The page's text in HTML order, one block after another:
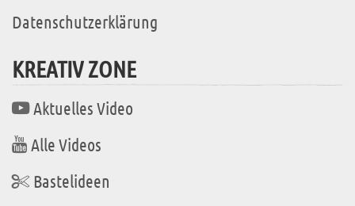
Datenschutzerklärung
KREATIV ZONE
Aktuelles Video
Alle Videos
Bastelideen